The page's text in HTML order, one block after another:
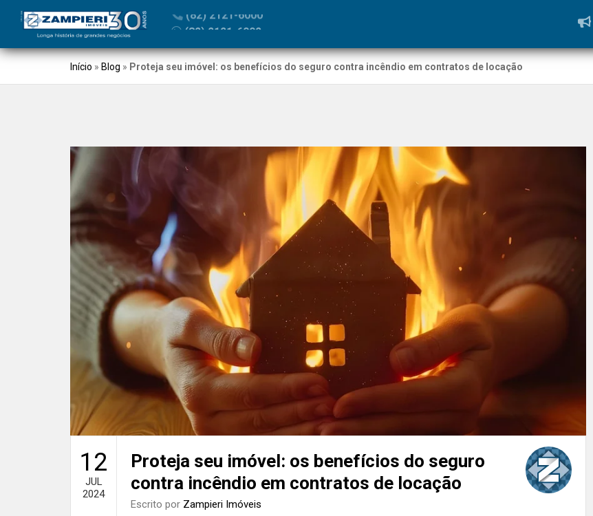
(82) 2121-6000
Início » Blog » Proteja seu imóvel: os benefícios do seguro contra incêndio em contratos de locação
12
JUL
2024
Proteja seu imóvel: os benefícios do seguro
contra incêndio em contratos de locação
Escrito por Zampieri Imóveis